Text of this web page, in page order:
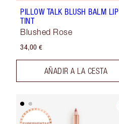
PILLOW TALK BLUSH BALM LIP
TINT
Blushed Rose
34,00 €
AÑADIR A LA CESTA